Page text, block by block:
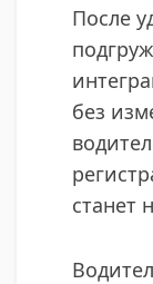
​После
без
станет